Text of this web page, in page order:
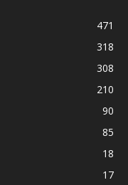
471
318
308
210
90
85
18
17